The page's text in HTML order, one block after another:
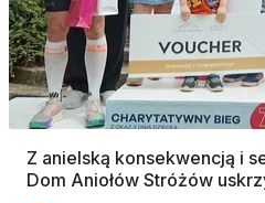
Z anielską konsekwencją i
Dom Aniołów Stróżów